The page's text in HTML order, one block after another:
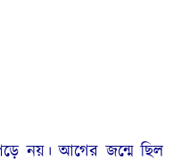
নয়। আগের জন্মে ছিল